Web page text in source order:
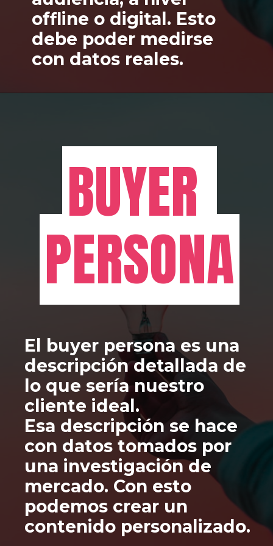
offline o digital. Esto
debe poder medirse
con datos reales.
BUYER
PERSONA
BUYER
PERSONA
El buyer persona es una
descripción detallada de
lo que sería nuestro
cliente ideal.
Esa descripción se hace
con datos tomados por
una investigación de
mercado. Con esto
podemos crear un
contenido personalizado.